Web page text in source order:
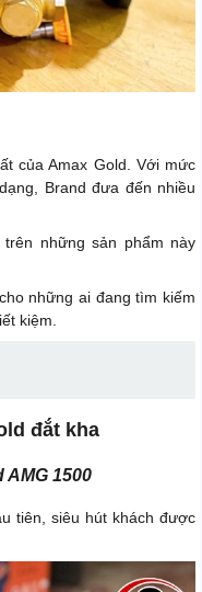
của Amax Gold. Với mức
Brand đưa đến nhiều
những sản phẩm này
những ai đang tìm kiếm
kiệm.
đắt kha
AMG 1500
tiên, siêu hút khách được